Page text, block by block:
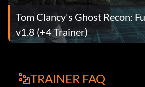
Tom Clancy's Ghost Recon:
v1.8 (+4 Trainer)
TRAINER FAQ